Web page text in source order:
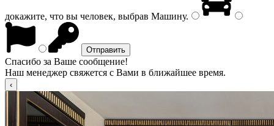
докажите, что вы человек, выбрав Машину.
Спасибо за Ваше сообщение!
Наш менеджер свяжется с Вами в ближайшее время.